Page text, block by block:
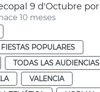
10 meses
POPULARES
TODAS LAS AUDIENCIAS
VALENCIA